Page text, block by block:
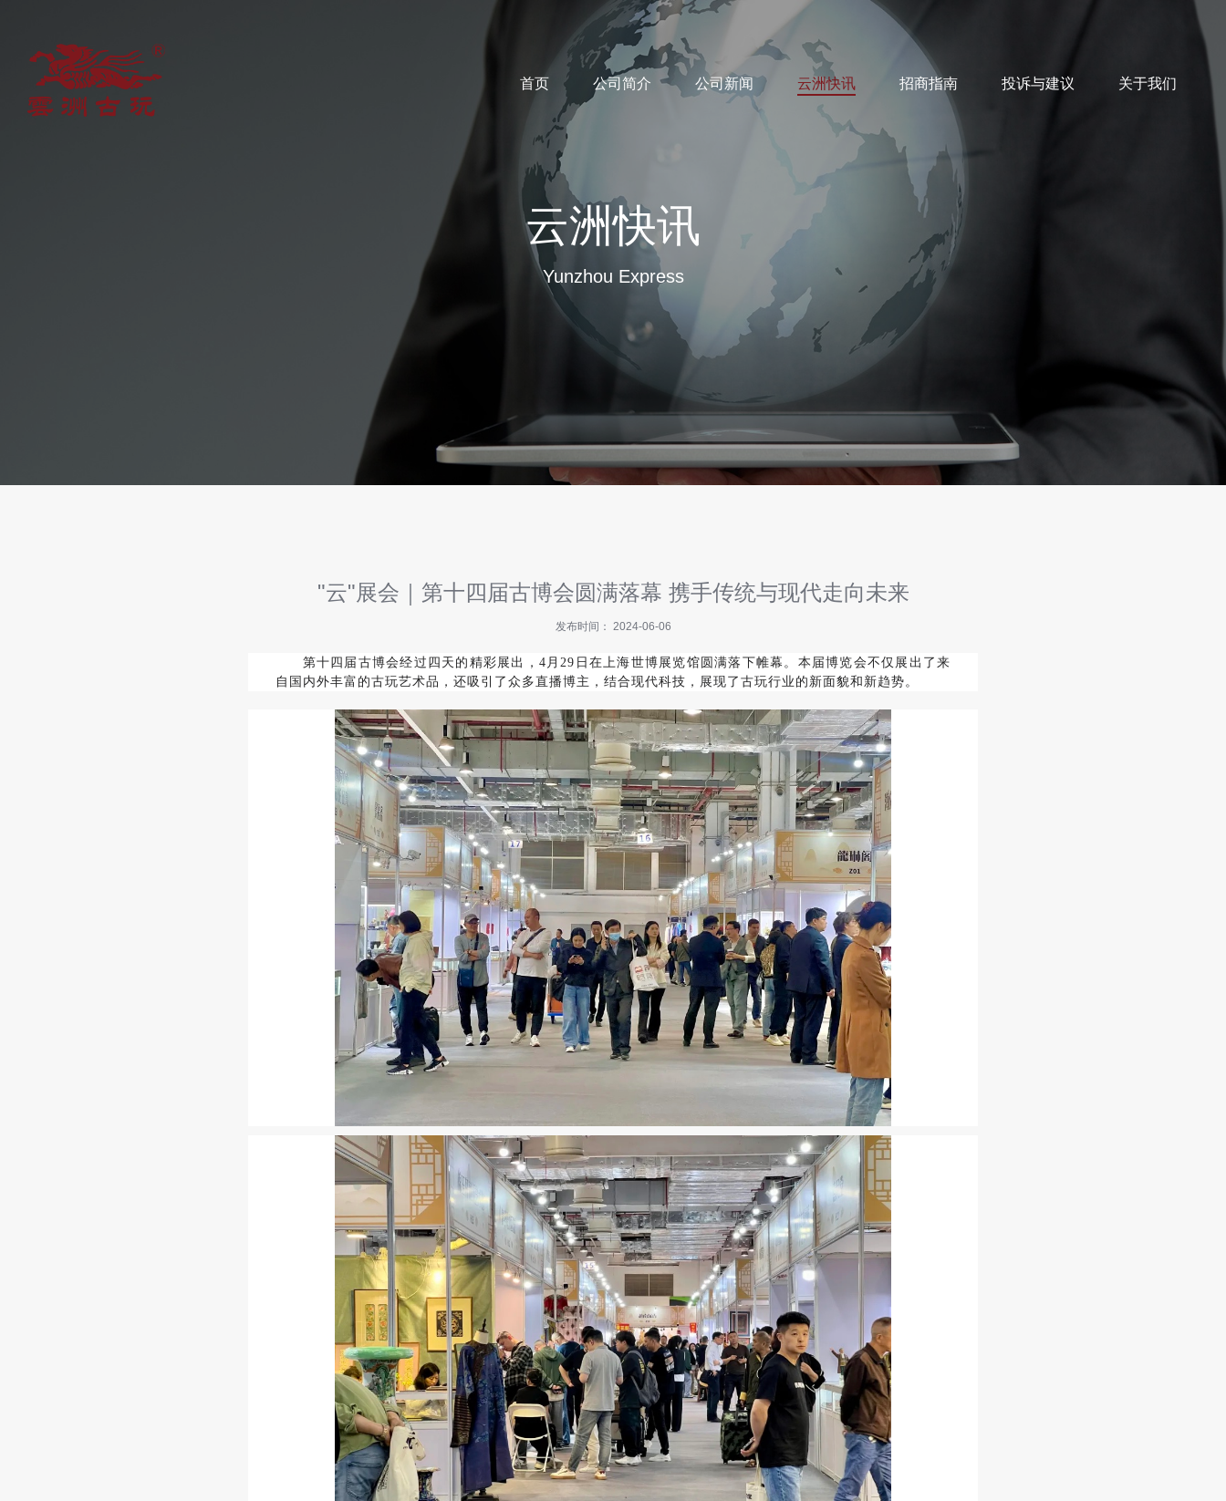
首页 公司简介 公司新闻 云洲快讯 招商指南 投诉与建议 关于我们
云洲快讯
Yunzhou Express
"云"展会｜第十四届古博会圆满落幕 携手传统与现代走向未来
发布时间： 2024-06-06
第十四届古博会经过四天的精彩展出，4月29日在上海世博展览馆圆满落下帷幕。本届博览会不仅展出了来
自国内外丰富的古玩艺术品，还吸引了众多直播博主，结合现代科技，展现了古玩行业的新面貌和新趋势。